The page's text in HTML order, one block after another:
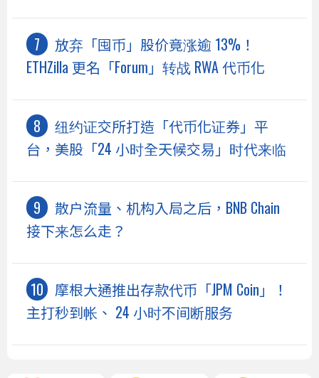
放弃「囤币」股价竟涨逾 13%！
ETHZilla 更名「Forum」转战 RWA 代币化
纽约证交所打造「代币化证券」平
台，美股「24 小时全天候交易」时代来临
散户流量、机构入局之后，BNB Chain
接下来怎么走？
摩根大通推出存款代币「JPM Coin」！
主打秒到帐、 24 小时不间断服务